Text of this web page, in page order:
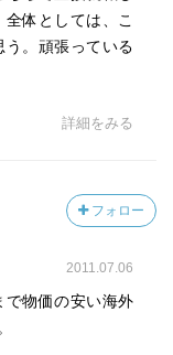
体としては、こ
。頑張っている
詳細をみる
フォロー
2011.07.06
で物価の安い海外